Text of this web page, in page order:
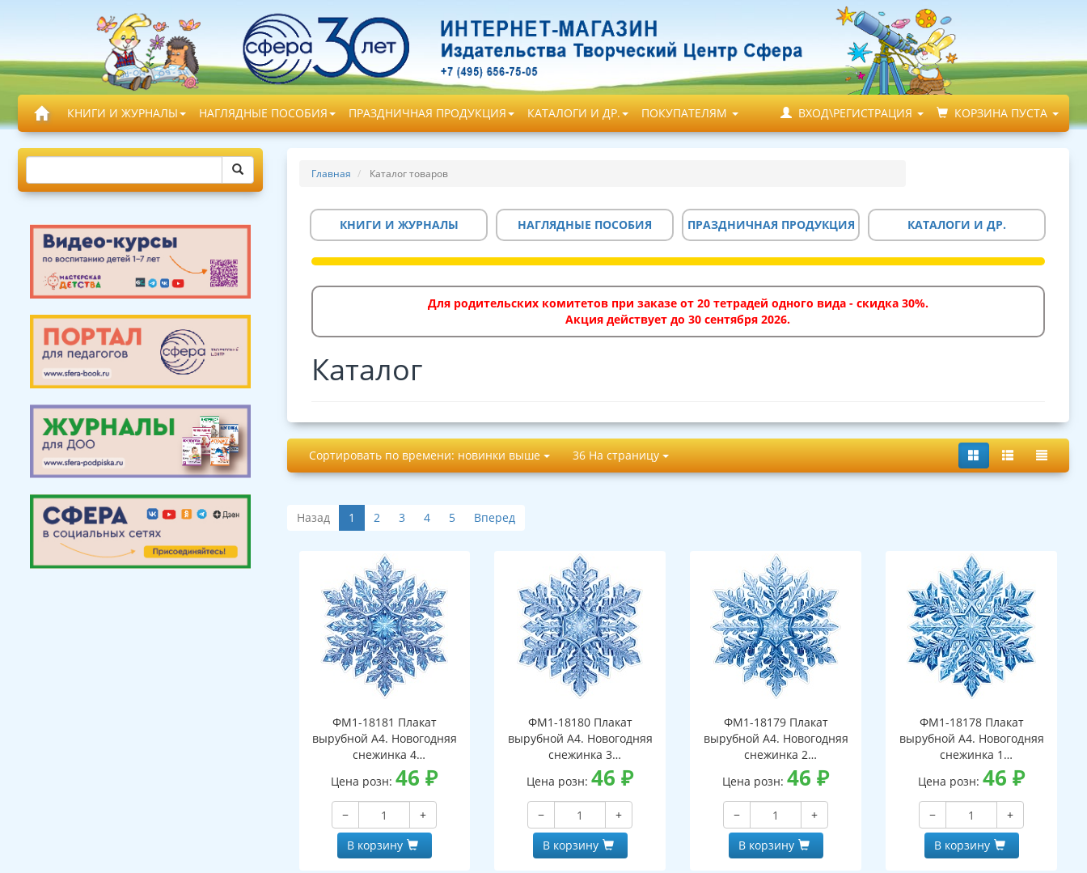
КНИГИ И ЖУРНАЛЫ НАГЛЯДНЫЕ ПОСОБИЯ ПРАЗДНИЧНАЯ ПРОДУКЦИЯ КАТАЛОГИ И ДР. ПОКУПАТЕЛЯМ ВХОД\РЕГИСТРАЦИЯ КОРЗИНА ПУСТА
Главная Каталог товаров
КНИГИ И ЖУРНАЛЫ НАГЛЯДНЫЕ ПОСОБИЯ ПРАЗДНИЧНАЯ ПРОДУКЦИЯ КАТАЛОГИ И ДР.
Для родительских комитетов при заказе от 20 тетрадей одного вида - скидка 30%.
Акция действует до 30 сентября 2026.
Каталог
Сортировать по времени: новинки выше 36 На страницу
Назад 1 2 3 4 5 Вперед
ФМ1-18181 Плакат
вырубной А4. Новогодняя
снежинка 4
(двухсторонний, ВД-лак)
Цена розн:46₽
−
+
В корзину
ФМ1-18180 Плакат
вырубной А4. Новогодняя
снежинка 3
(двухсторонний, ВД-лак)
Цена розн:46₽
−
+
В корзину
ФМ1-18179 Плакат
вырубной А4. Новогодняя
снежинка 2
(двухсторонний, ВД-лак)
Цена розн:46₽
−
+
В корзину
ФМ1-18178 Плакат
вырубной А4. Новогодняя
снежинка 1
(двухсторонний, ВД-лак)
Цена розн:46₽
−
+
В корзину